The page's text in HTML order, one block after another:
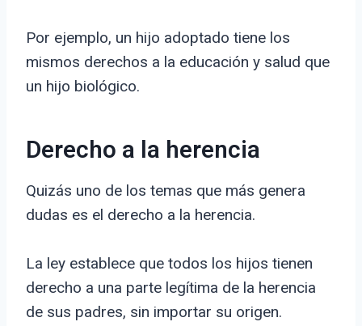
Por ejemplo, un hijo adoptado tiene los
mismos derechos a la educación y salud que
un hijo biológico.
Derecho a la herencia
Quizás uno de los temas que más genera
dudas es el derecho a la herencia.
La ley establece que todos los hijos tienen
derecho a una parte legítima de la herencia
de sus padres, sin importar su origen.